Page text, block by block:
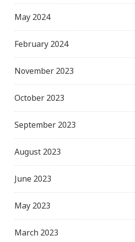
May 2024
February 2024
November 2023
October 2023
September 2023
August 2023
June 2023
May 2023
March 2023